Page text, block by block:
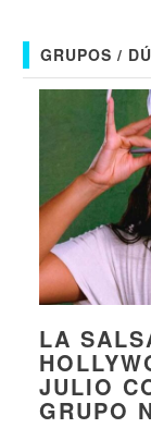
GRUPOS /
LA
JULIO
GRUPO